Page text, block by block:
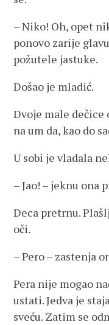
– Niko! Oh, opet
ponovo zarije
požutele jastuke.
Došao je mladić.
Dvoje male
na um da, kao do
U sobi je vladala
– Jao! – jeknu ona
Deca pretrnu.
oči.
– Pero – zastenja
Pera nije mogao
ustati. Jedva je
sveću. Zatim se